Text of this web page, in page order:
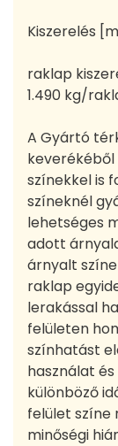
Kiszerelés
raklap
1.490 kg/
A Gyártó
színekkel is
színeknél
lehetséges
adott
árnyalt
raklap
lerakással
felületen
színhatást
használat
különböző
felület színe
minőségi